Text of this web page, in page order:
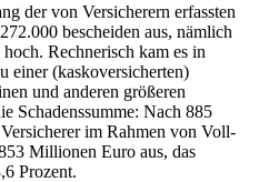
der von Versicherern erfassten
bescheiden aus, nämlich
Rechnerisch kam es in
einer (kaskoversicherten)
und anderen größeren
Schadenssumme: Nach 885
im Rahmen von Voll-
Millionen Euro aus, das
Prozent.